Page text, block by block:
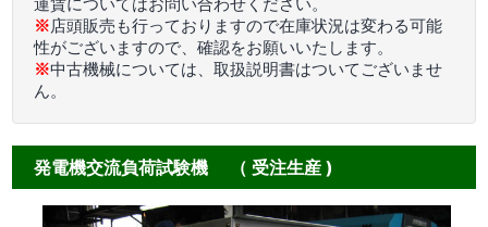
※店頭販売も行っておりますので在庫状況は変わる可能
性がございますので、確認をお願いいたします。
※中古機械については、取扱説明書はついてございませ
ん。
発電機交流負荷試験機 （ 受注生産 )